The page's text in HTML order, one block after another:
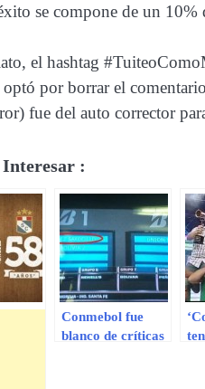
se compone de un
el hashtag
optó por borrar el
fue del auto corrector
Interesar :
Conmebol fue
blanco de críticas